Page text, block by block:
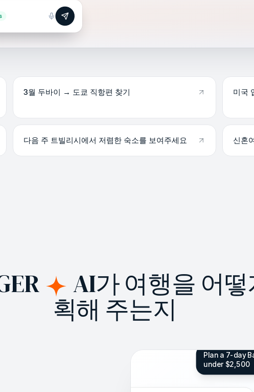
3월 두바이 → 도쿄 직항편 찾기 미국
다음 주 트빌리시에서 저렴한 숙소를 보여주세요 신혼
AI가 여행을 어떻
획해 주는지
Plan a 7-day
under $2,500